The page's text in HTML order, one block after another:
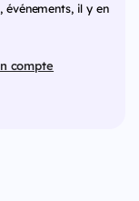
il y en
compte